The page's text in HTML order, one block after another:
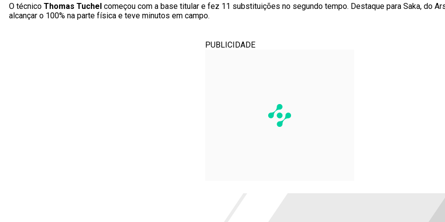
O técnico Thomas Tuchel começou com a base titular e fez 11 substituições no segundo tempo. Destaque para Saka, do
alcançar o 100% na parte física e teve minutos em campo.
PUBLICIDADE